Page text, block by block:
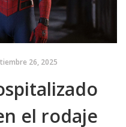
26, 2025
el rodaje